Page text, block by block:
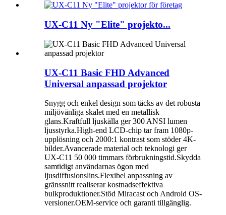
UX-C11 Ny "Elite" projekto...
UX-C11 Basic FHD Advanced
Universal anpassad projektor
Snygg och enkel design som täcks av det robusta
miljövänliga skalet med en metallisk
glans.Kraftfull ljuskälla ger 300 ANSI lumen
ljusstyrka.High-end LCD-chip tar fram 1080p-
upplösning och 2000:1 kontrast som stöder 4K-
bilder.Avancerade material och teknologi ger
UX-C11 50 000 timmars förbrukningstid.Skydda
samtidigt användarnas ögon med
ljusdiffusionslins.Flexibel anpassning av
gränssnitt realiserar kostnadseffektiva
bulkproduktioner.Stöd Miracast och Android OS-
versioner.OEM-service och garanti tillgänglig.